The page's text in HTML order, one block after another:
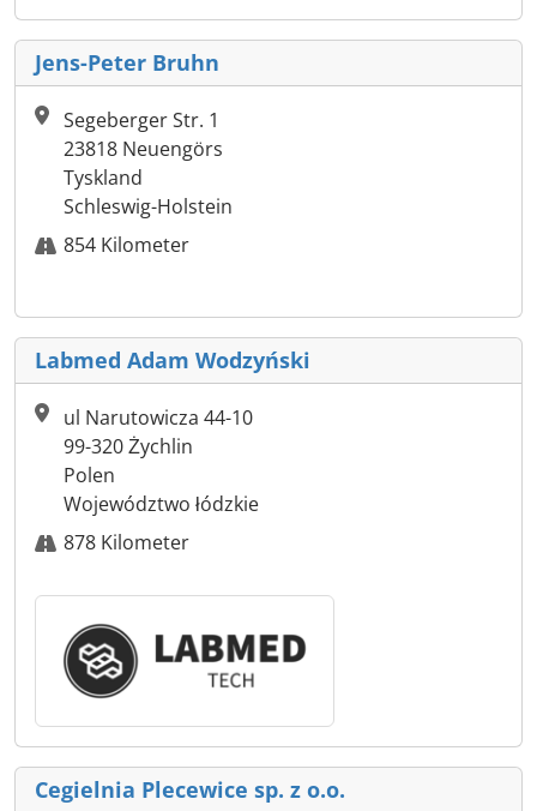
Jens-Peter Bruhn
Segeberger Str. 1
23818 Neuengörs
Tyskland
Schleswig-Holstein
854 Kilometer
Labmed Adam Wodzyński
ul Narutowicza 44-10
99-320 Żychlin
Polen
Województwo łódzkie
878 Kilometer
Cegielnia Plecewice sp. z o.o.